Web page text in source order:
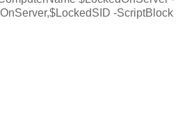
-ScriptBlock